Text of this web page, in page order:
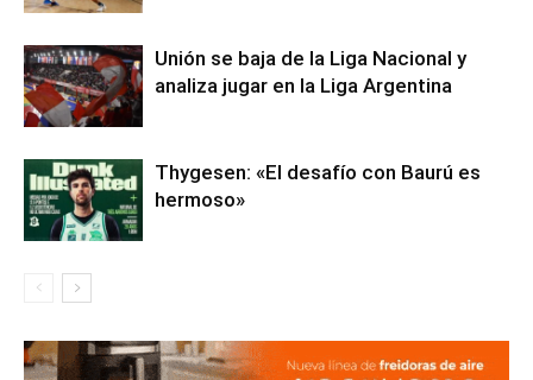
Unión se baja de la Liga Nacional y
analiza jugar en la Liga Argentina
Thygesen: «El desafío con Baurú es
hermoso»